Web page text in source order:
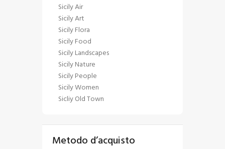
Sicily Air
Sicily Art
Sicily Flora
Sicily Food
Sicily Landscapes
Sicily Nature
Sicily People
Sicily Women
Sicliy Old Town
Metodo d’acquisto